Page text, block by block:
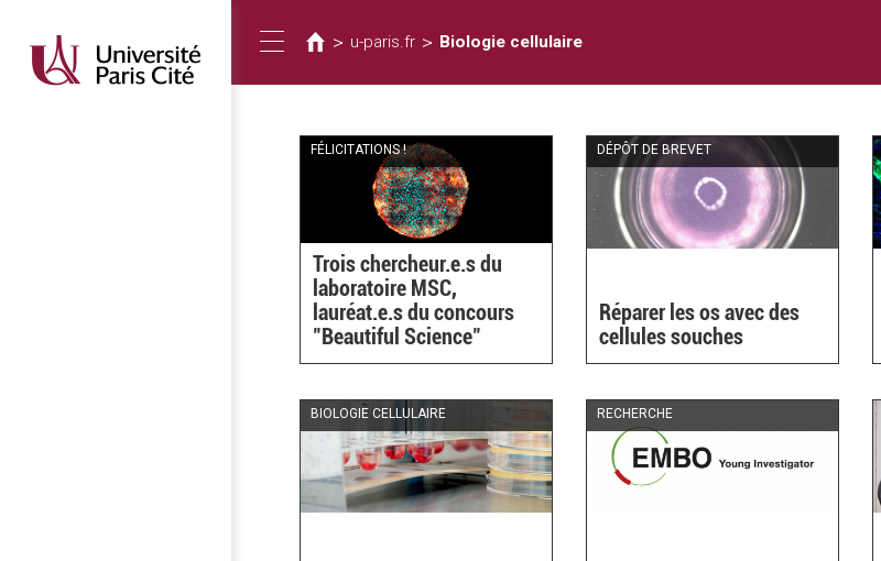
Toggle
navigation
在
這
> u-paris.fr > Biologie cellulaire
FÉLICITATIONS !
Trois chercheur.e.s du
laboratoire MSC,
lauréat.e.s du concours
"Beautiful Science"
DÉPÔT DE BREVET
Réparer les os avec des
cellules souches
BIOLOGIE CELLULAIRE RECHERCHE